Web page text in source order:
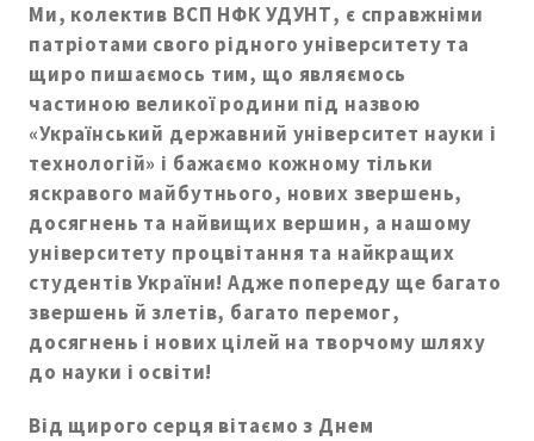
Ми, колектив ВСП НФК УДУНТ, є справжніми
патріотами свого рідного університету та
щиро пишаємось тим, що являємось
частиною великої родини під назвою
«Український державний університет науки і
технологій» і бажаємо кожному тільки
яскравого майбутнього, нових звершень,
досягнень та найвищих вершин, а нашому
університету процвітання та найкращих
студентів України! Адже попереду ще багато
звершень й злетів, багато перемог,
досягнень і нових цілей на творчому шляху
до науки і освіти!
Від щирого серця вітаємо з Днем